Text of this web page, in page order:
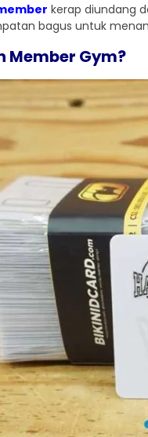
kerap diundang
bagus untuk
Member Gym?